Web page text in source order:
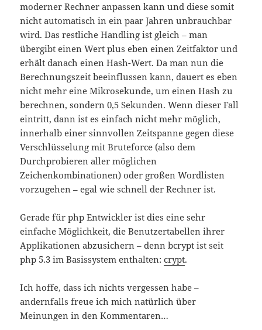
moderner Rechner anpassen kann und diese somit
nicht automatisch in ein paar Jahren unbrauchbar
wird. Das restliche Handling ist gleich – man
übergibt einen Wert plus eben einen Zeitfaktor und
erhält danach einen Hash-Wert. Da man nun die
Berechnungszeit beeinflussen kann, dauert es eben
nicht mehr eine Mikrosekunde, um einen Hash zu
berechnen, sondern 0,5 Sekunden. Wenn dieser Fall
eintritt, dann ist es einfach nicht mehr möglich,
innerhalb einer sinnvollen Zeitspanne gegen diese
Verschlüsselung mit Bruteforce (also dem
Durchprobieren aller möglichen
Zeichenkombinationen) oder großen Wordlisten
vorzugehen – egal wie schnell der Rechner ist.
Gerade für php Entwickler ist dies eine sehr
einfache Möglichkeit, die Benutzertabellen ihrer
Applikationen abzusichern – denn bcrypt ist seit
php 5.3 im Basissystem enthalten:crypt.
Ich hoffe, dass ich nichts vergessen habe –
andernfalls freue ich mich natürlich über
Meinungen in den Kommentaren…